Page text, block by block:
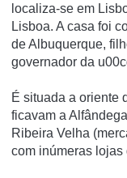
localiza-se em
Lisboa. A casa foi
de Albuquerque,
governador da
É situada a oriente
ficavam a
Ribeira Velha
com inúmeras lojas